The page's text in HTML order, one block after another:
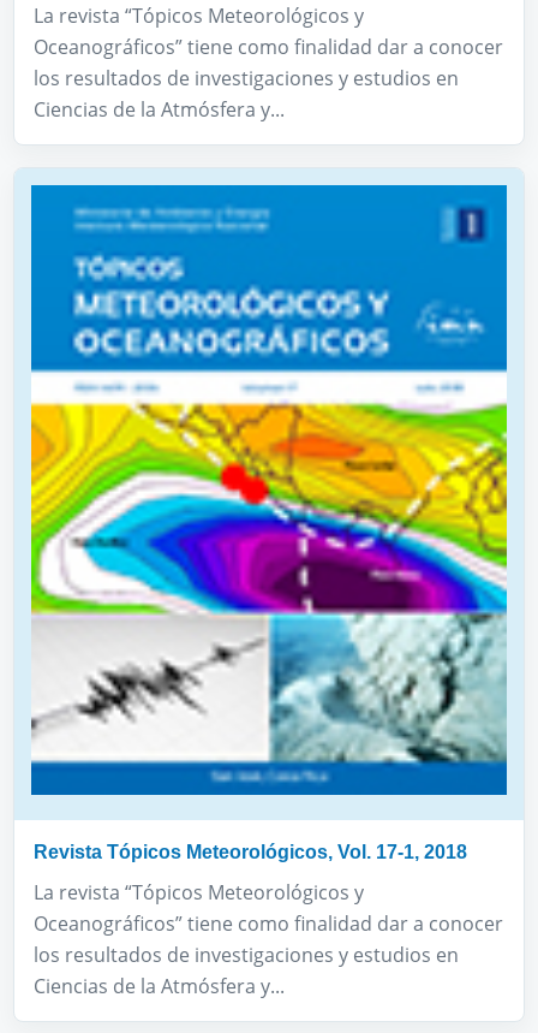
La revista “Tópicos Meteorológicos y
Oceanográficos” tiene como finalidad dar a conocer
los resultados de investigaciones y estudios en
Ciencias de la Atmósfera y...
Revista Tópicos Meteorológicos, Vol. 17-1, 2018
La revista “Tópicos Meteorológicos y
Oceanográficos” tiene como finalidad dar a conocer
los resultados de investigaciones y estudios en
Ciencias de la Atmósfera y...